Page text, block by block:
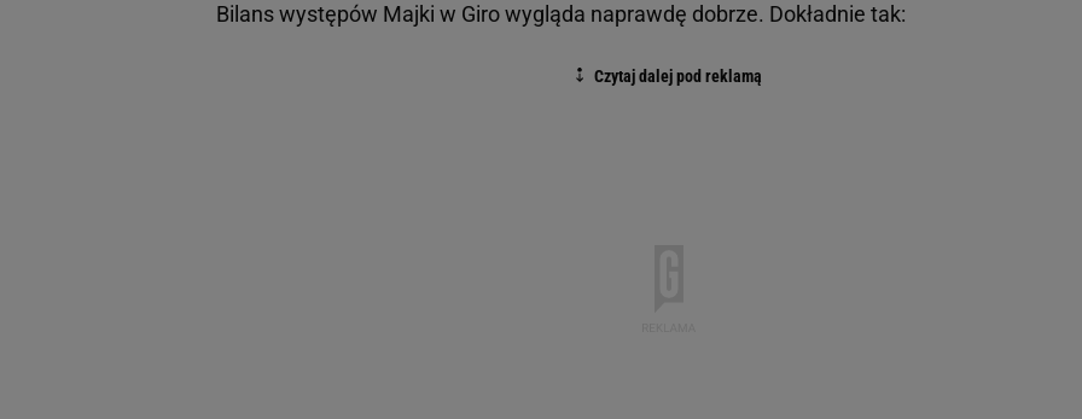
Bilans występów Majki w Giro wygląda naprawdę dobrze. Dokładnie tak: